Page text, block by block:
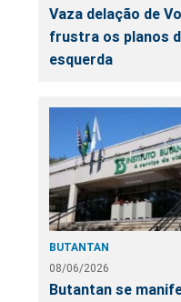
Vaza delação de
frustra os planos
esquerda
BUTANTAN
08/06/2026
Butantan se